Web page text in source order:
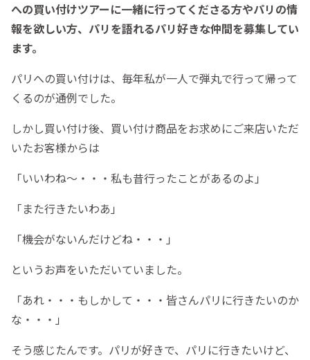
への買い付けツアーに一緒に行ってくださる方やパリの情
報を欲しい方、パリを語れるパリ好きな仲間を募集してい
ます。
パリへの買い付けは、毎年私が一人で弾丸で行って帰って
くるのが通例でした。
しかし買い付け後、買い付け商品をお求めにご来店いただ
いたお客様からは
「いいわね～・・・私も昔行ったことがあるのよ」
「また行きたいわあ」
「機会がないんだけどね・・・」
というお声をいただいていました。
「あれ・・・もしかして・・・皆さんパリに行きたいのか
な・・・」
そう感じたんです。パリが好きで、パリに行きたいけど、